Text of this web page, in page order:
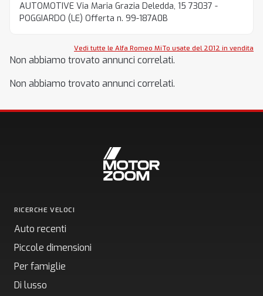
AUTOMOTIVE Via Maria Grazia Deledda, 15 73037 -
POGGIARDO (LE) Offerta n. 99-187A0B
Vedi tutte le Alfa Romeo MiTo usate del 2012 in vendita
Non abbiamo trovato annunci correlati.
Non abbiamo trovato annunci correlati.
RICERCHE VELOCI
Auto recenti
Piccole dimensioni
Per famiglie
Di lusso